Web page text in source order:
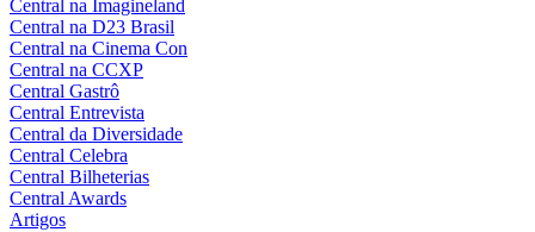
Central na Imagineland
Central na D23 Brasil
Central na Cinema Con
Central na CCXP
Central Gastrô
Central Entrevista
Central da Diversidade
Central Celebra
Central Bilheterias
Central Awards
Artigos